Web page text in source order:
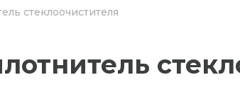
стеклоочистителя